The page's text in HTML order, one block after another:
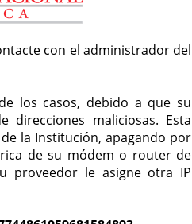
con el administrador del
los casos, debido a que su
maliciosas. Esta
la Institución, apagando por
de su módem o router de
le asigne otra IP